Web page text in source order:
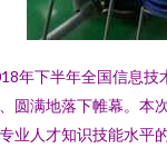
年下半年全国信息技
圆满地落下帷幕。本
业人才知识技能水平